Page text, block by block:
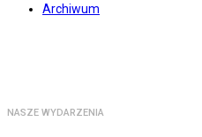
Archiwum
NASZE WYDARZENIA